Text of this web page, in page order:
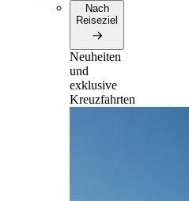
Nach
Reiseziel
Neuheiten
und
exklusive
Kreuzfahrten